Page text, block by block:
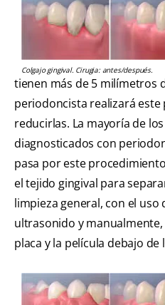
Colgajo gingival. Cirugia: antes/después.
tienen más de 5 milímetros
periodoncista realizará
reducirlas. La mayoría de
diagnosticados con
pasa por este
el tejido gingival para
limpieza general, con el uso
ultrasonido y
placa y la película debajo de